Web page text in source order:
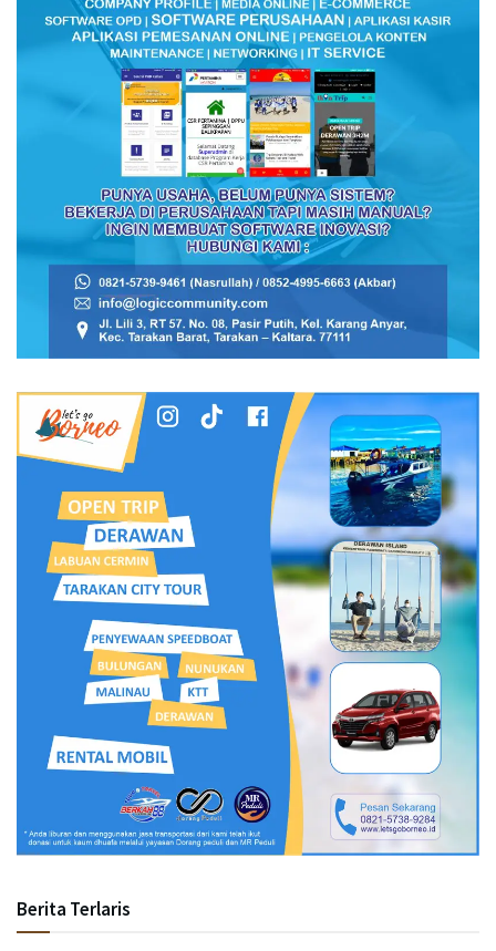
Berita Terlaris